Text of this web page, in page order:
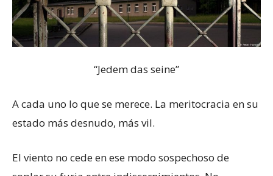
“Jedem das seine”
A cada uno lo que se merece. La meritocracia en su
estado más desnudo, más vil.
El viento no cede en ese modo sospechoso de